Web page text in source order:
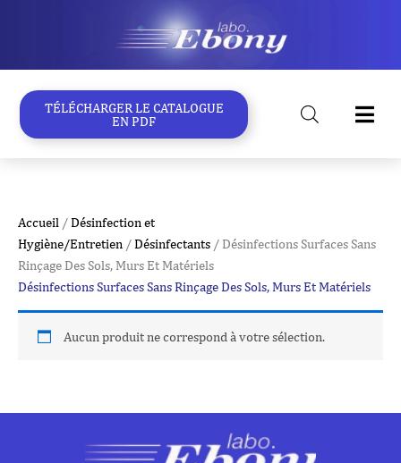
TÉLÉCHARGER LE CATALOGUE
EN PDF
Accueil /Désinfection et
Hygiène/Entretien /Désinfectants / Désinfections Surfaces Sans
Rinçage Des Sols, Murs Et Matériels
Désinfections Surfaces Sans Rinçage Des Sols, Murs Et Matériels
Aucun produit ne correspond à votre sélection.